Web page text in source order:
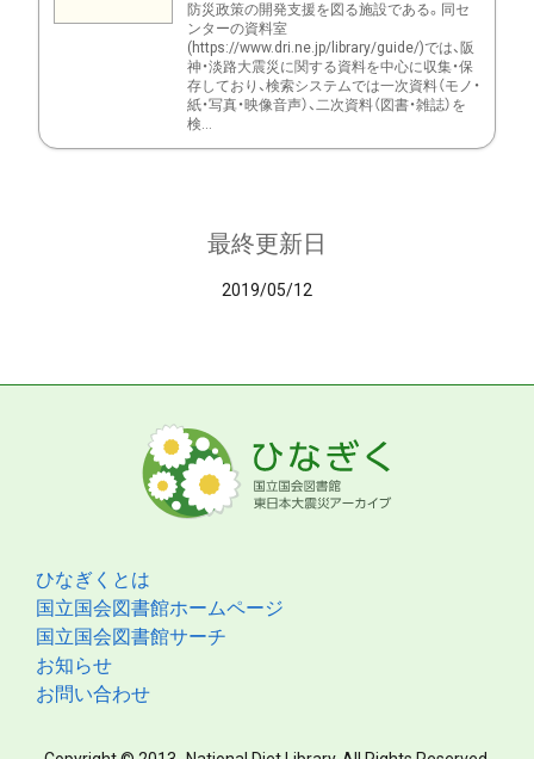
防災政策の開発支援を図る施設である。同セ
ンターの資料室
(https://www.dri.ne.jp/library/guide/)では、阪
神・淡路大震災に関する資料を中心に収集・保
存しており、検索システムでは一次資料（モノ・
紙・写真・映像音声）、二次資料（図書・雑誌）を
検...
最終更新日
2019/05/12
ひなぎくとは
国立国会図書館ホームページ
国立国会図書館サーチ
お知らせ
お問い合わせ